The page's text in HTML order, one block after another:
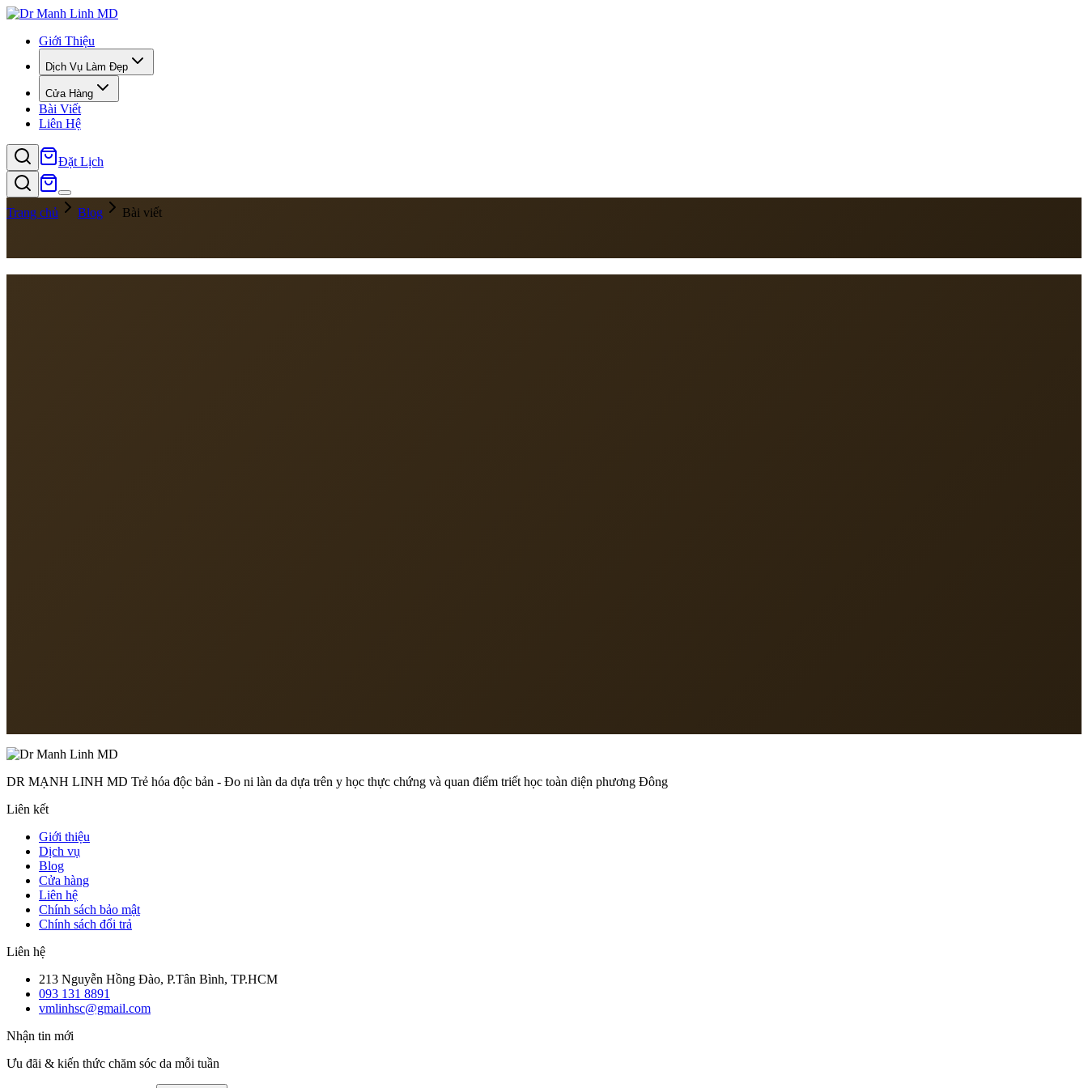
Giới Thiệu
Dịch Vụ Làm Đẹp
Cửa Hàng
Bài Viết
Liên Hệ
Đặt Lịch
Trang chủ Blog Bài viết
DR MẠNH LINH MD Trẻ hóa độc bản - Đo ni làn da dựa trên y học thực chứng và quan điểm triết học toàn diện phương Đông
Liên kết
Giới thiệu
Dịch vụ
Blog
Cửa hàng
Liên hệ
Chính sách bảo mật
Chính sách đổi trả
Liên hệ
213 Nguyễn Hồng Đào, P.Tân Bình, TP.HCM
093 131 8891
vmlinhsc@gmail.com
Nhận tin mới
Ưu đãi & kiến thức chăm sóc da mỗi tuần